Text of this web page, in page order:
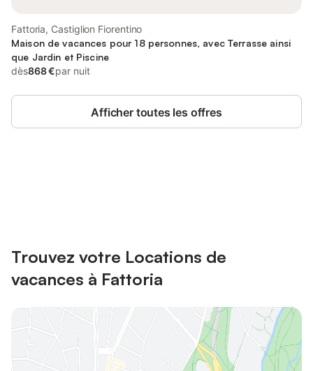
Fattoria, Castiglion Fiorentino
Maison de vacances pour 18 personnes, avec Terrasse ainsi
que Jardin et Piscine
dès868 €par nuit
Afficher toutes les offres
Trouvez votre Locations de
vacances à Fattoria